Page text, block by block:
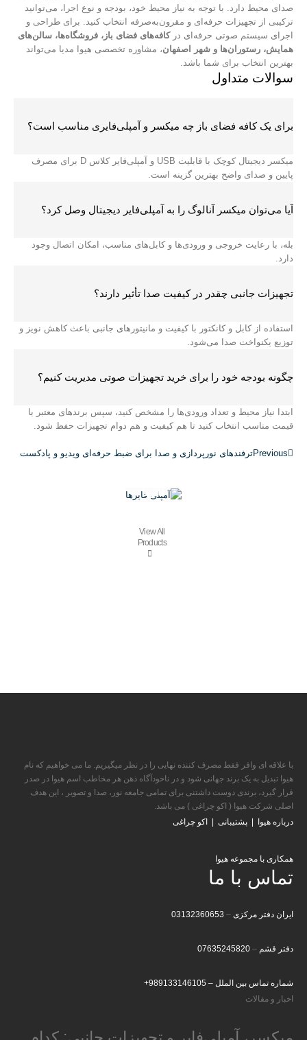
صدای محیط دارد. با توجه به نیاز محیط خود، بودجه و نوع اجرا، می‌توانید
ترکیبی از تجهیزات حرفه‌ای و مقرون‌به‌صرفه انتخاب کنید. برای طراحی و
اجرای سیستم صوتی حرفه‌ای درکافه‌های فضای باز، فروشگاه‌ها، سالن‌های
همایش، رستوران‌ها و شهر اصفهان، مشاوره تخصصی هیوا مدیا می‌تواند
بهترین انتخاب برای شما باشد.
سوالات متداول
برای یک کافه فضای باز چه میکسر و آمپلی‌فایری مناسب است؟
میکسر دیجیتال کوچک با قابلیت USB و آمپلی‌فایر کلاس D برای مصرف
پایین و صدای واضح بهترین گزینه است.
آیا می‌توان میکسر آنالوگ را به آمپلی‌فایر دیجیتال وصل کرد؟
بله، با رعایت خروجی و ورودی‌ها و کابل‌های مناسب، امکان اتصال وجود
دارد.
تجهیزات جانبی چقدر در کیفیت صدا تأثیر دارند؟
استفاده از کابل و کانکتور با کیفیت و مانیتورهای جانبی باعث کاهش نویز و
توزیع یکنواخت صدا می‌شود.
چگونه بودجه خود را برای خرید تجهیزات صوتی مدیریت کنیم؟
ابتدا نیاز محیط و تعداد ورودی‌ها را مشخص کنید، سپس برندهای معتبر با
قیمت مناسب انتخاب کنید تا هم کیفیت و هم دوام تجهیزات حفظ شود.
Previousترفندهای نورپردازی و صدا برای ضبط حرفه‌ای ویدیو و پادکست
فایرها
View All
Products
با علاقه ای وافر فقط مصرف کننده نهایی را در نظر میگیریم. ما می خواهیم که نام
هیوا تبدیل به یک برند جهانی شود و در ناخودآگاه ذهن هر مخاطب اسم هیوا در صدر
قرار گیرد، برندی دوست داشتنی برای تمامی جامعه نور، صدا و تصویر ، این هدف
اصلی شرکت هیوا ( اکو چراغی ) می باشد.
درباره هیوا
پشتیبانی اکو چراغی
همکاری با مجموعه هیوا
تماس با ما
ایران دفتر مرکزی –
03132360653
دفتر قشم –
07635245820
شماره تماس بین الملل – 989133146105+
اخبار و مقالات